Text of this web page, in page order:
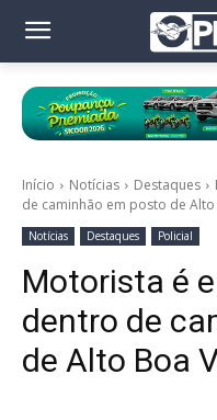
Início Notícias Destaques
de caminhão em posto de Alto
Notícias Destaques Policial
Motorista é
dentro de
de Alto Boa